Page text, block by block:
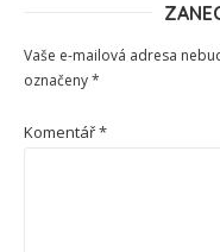
Vaše e-mailová adresa
označeny*
Komentář*